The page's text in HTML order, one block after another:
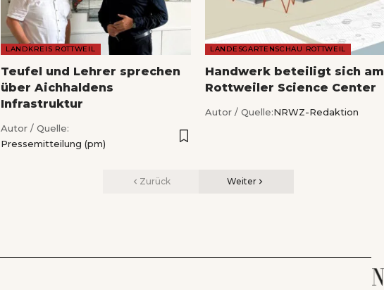
LANDKREIS ROTTWEIL
Teufel und Lehrer sprechen
über Aichhaldens
Infrastruktur
Autor / Quelle:
Pressemitteilung (pm)
LANDESGARTENSCHAU ROTTWEIL
Handwerk beteiligt sich am
Rottweiler Science Center
Autor / Quelle:NRWZ-Redaktion
Zurück Weiter